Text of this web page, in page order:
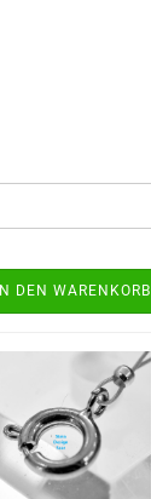
IN DEN WARENKORB